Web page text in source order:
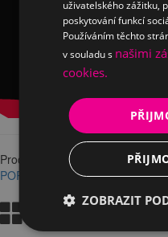
Product info
POPIS
VYZKOUŠENÍ A
POPIS
uživatelského zážitku,
poskytování funkcí
Používáním těchto
v souladu s našimi
cookies.
ZOBRAZIT